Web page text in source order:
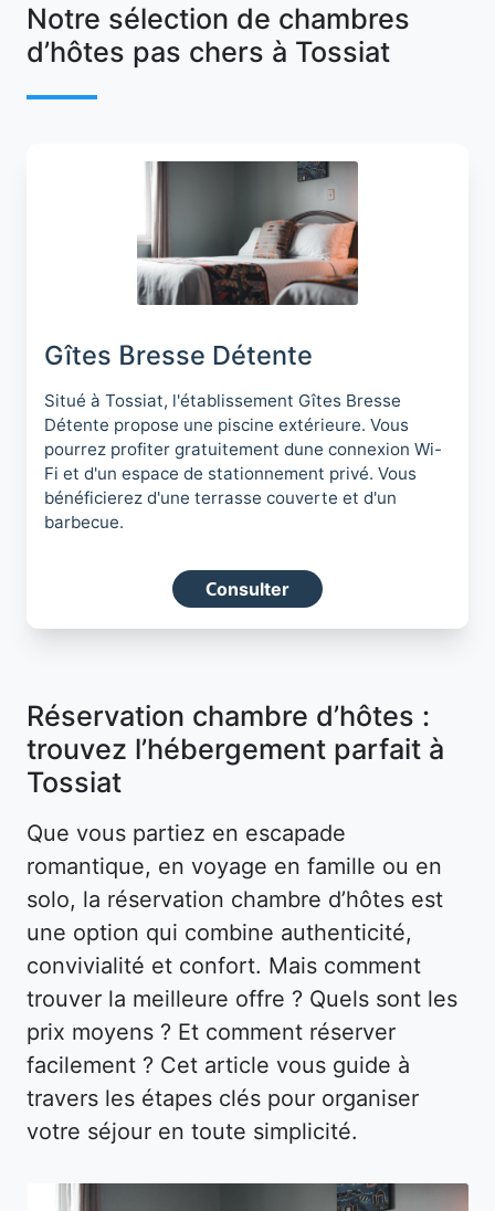
Notre sélection de chambres
d’hôtes pas chers à Tossiat
Gîtes Bresse Détente
Situé à Tossiat, l'établissement Gîtes Bresse
Détente propose une piscine extérieure. Vous
pourrez profiter gratuitement dune connexion Wi-
Fi et d'un espace de stationnement privé. Vous
bénéficierez d'une terrasse couverte et d'un
barbecue.
Consulter
Réservation chambre d’hôtes :
trouvez l’hébergement parfait à
Tossiat
Que vous partiez en escapade
romantique, en voyage en famille ou en
solo, la réservation chambre d’hôtes est
une option qui combine authenticité,
convivialité et confort. Mais comment
trouver la meilleure offre ? Quels sont les
prix moyens ? Et comment réserver
facilement ? Cet article vous guide à
travers les étapes clés pour organiser
votre séjour en toute simplicité.